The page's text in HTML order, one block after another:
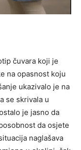
čuvara koji je
na opasnost koju
ukazivalo je na
se skrivala u
je jasno da
da osjete
naglašava